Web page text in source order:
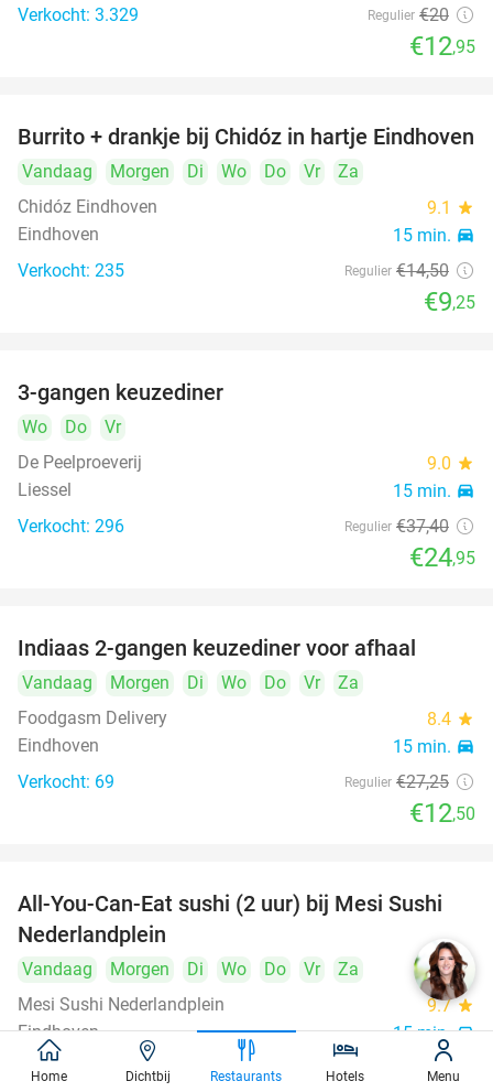
Verkocht: 3.329 Regulier €20
€12,95
36%
Burrito + drankje bij Chidóz in hartje Eindhoven
Vandaag Morgen Di Wo Do Vr
Za
Chidóz Eindhoven
9.1 star
Eindhoven 15 min. directions_car
Verkocht: 235 Regulier €14,50
€9,25
3-gangen keuzediner
Wo Do
Vr
De Peelproeverij
9.0 star
Liessel 15 min. directions_car
Verkocht: 296 Regulier €37,40
€24,95
Indiaas 2-gangen keuzediner voor afhaal
Vandaag Morgen Di Wo Do Vr
Za
Foodgasm Delivery
8.4 star
Eindhoven 15 min. directions_car
Verkocht: 69 Regulier €27,25
€12,50
21%
All-You-Can-Eat sushi (2 uur) bij Mesi Sushi
Nederlandplein
Vandaag Morgen Di Wo Do Vr
Za
Mesi Sushi Nederlandplein
9.7star
Eindhoven 15 min.directions_car
Verkocht: 505 Regulier ,95
Home Dichtbij Restaurants Hotels Menu